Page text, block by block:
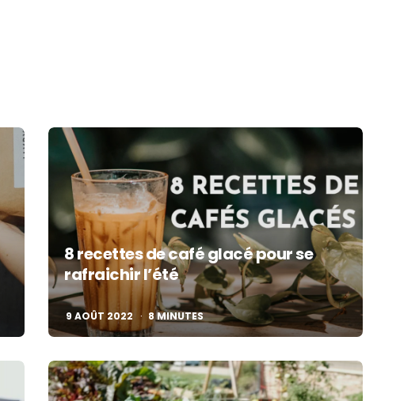
8 recettes de café glacé pour se
rafraichir l’été
9 AOÛT 2022 8MINUTES